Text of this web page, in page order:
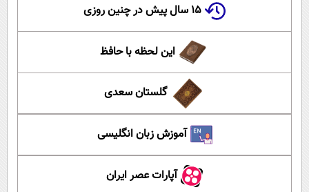
۱۵ سال پیش در چنین روزی
این لحظه با حافظ
گلستان سعدی
آموزش زبان انگلیسی
آپارات عصر ایران